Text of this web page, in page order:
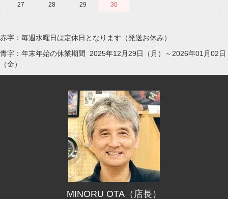
27
28 29 30
赤字：毎週水曜日は定休日となります（発送お休み）
青字：年末年始の休業期間 2025年12月29日（月）～2026年01月02日
（金）
MINORU OTA（店長）